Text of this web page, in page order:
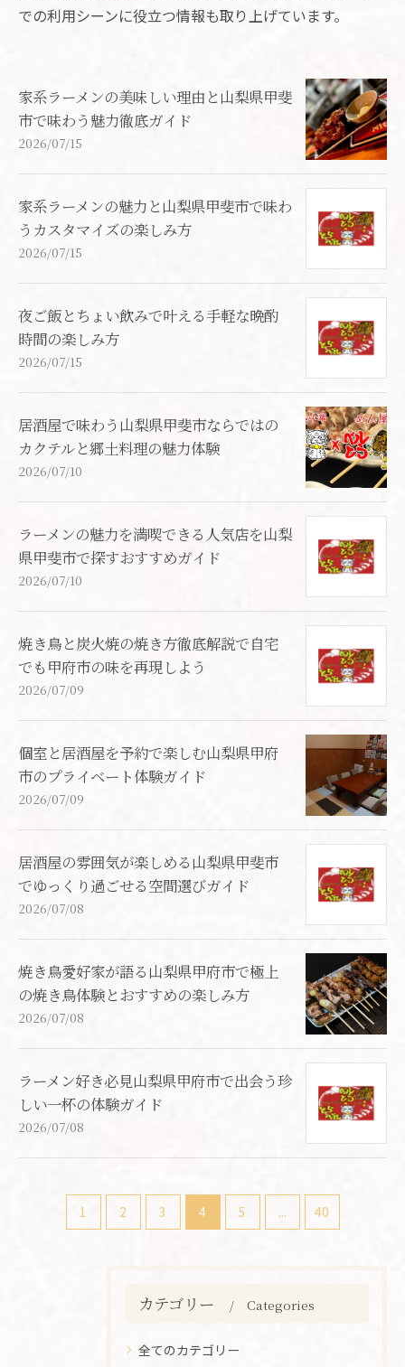
での利用シーンに役立つ情報も取り上げています。
家系ラーメンの美味しい理由と山梨県甲斐
市で味わう魅力徹底ガイド
2026/07/15
家系ラーメンの魅力と山梨県甲斐市で味わ
うカスタマイズの楽しみ方
2026/07/15
夜ご飯とちょい飲みで叶える手軽な晩酌
時間の楽しみ方
2026/07/15
居酒屋で味わう山梨県甲斐市ならではの
カクテルと郷土料理の魅力体験
2026/07/10
ラーメンの魅力を満喫できる人気店を山梨
県甲斐市で探すおすすめガイド
2026/07/10
焼き鳥と炭火焼の焼き方徹底解説で自宅
でも甲府市の味を再現しよう
2026/07/09
個室と居酒屋を予約で楽しむ山梨県甲府
市のプライベート体験ガイド
2026/07/09
居酒屋の雰囲気が楽しめる山梨県甲斐市
でゆっくり過ごせる空間選びガイド
2026/07/08
焼き鳥愛好家が語る山梨県甲府市で極上
の焼き鳥体験とおすすめの楽しみ方
2026/07/08
ラーメン好き必見山梨県甲府市で出会う珍
しい一杯の体験ガイド
2026/07/08
1 2 3 4 5 ... 40
カテゴリー Categories
全てのカテゴリー